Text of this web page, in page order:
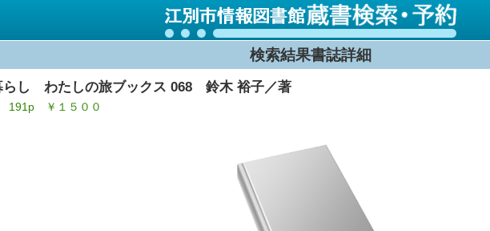
検索結果書誌詳細
らし わたしの旅ブックス 068 鈴木 裕子／著
￥１５００